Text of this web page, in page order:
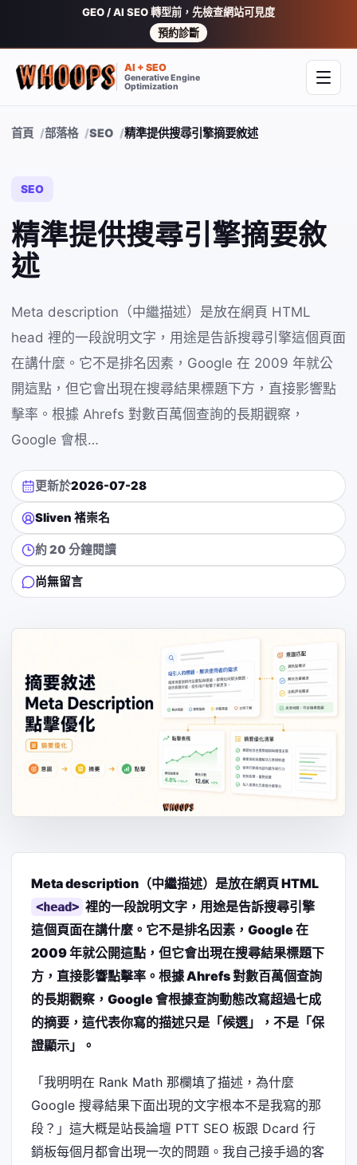
GEO / AI SEO 轉型前，先檢查網站可見度
預約診斷
AI + SEO
Generative Engine
Optimization
開啟
首頁 部落格 SEO 精準提供搜尋引擎摘要敘述
SEO
精準提供搜尋引擎摘要敘
述
Meta description（中繼描述）是放在網頁 HTML
head 裡的一段說明文字，用途是告訴搜尋引擎這個頁面
在講什麼。它不是排名因素，Google 在 2009 年就公
開這點，但它會出現在搜尋結果標題下方，直接影響點
擊率。根據 Ahrefs 對數百萬個查詢的長期觀察，
Google 會根…
更新於2026-07-28
Sliven 褚崇名
約 20 分鐘閱讀
尚無留言
Meta description（中繼描述）是放在網頁 HTML
<head> 裡的一段說明文字，用途是告訴搜尋引擎
這個頁面在講什麼。它不是排名因素，Google 在
2009 年就公開這點，但它會出現在搜尋結果標題下
方，直接影響點擊率。根據 Ahrefs 對數百萬個查詢
的長期觀察，Google 會根據查詢動態改寫超過七成
的摘要，這代表你寫的描述只是「候選」，不是「保
證顯示」。
「我明明在 Rank Math 那欄填了描述，為什麼
Google 搜尋結果下面出現的文字根本不是我寫的那
段？」這大概是站長論壇 PTT SEO 板跟 Dcard 行
銷板每個月都會出現一次的問題。我自己接手過的客